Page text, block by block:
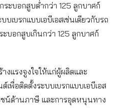
ะบอกสูบต่ำกว่า 125 ลูกบาศก์
บเบรกแบบเอบีเอสเช่นเดียวกับรถ
บอกสูบเกินกว่า 125 ลูกบาศก์
งแรงจูงใจให้แก่ผู้ผลิตและ
พื่อติดตั้งระบบเบรกแบบเอบีเอส
ชน์ด้านภาษี และการอุดหนุนทาง